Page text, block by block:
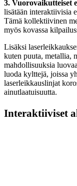
3. Vuorovaikutteiset
lisätään interaktiivisia
Tämä kollektiivinen
myös kovassa
Lisäksi
kuten puuta, metallia,
mahdollisuuksia
luoda kylttejä, joissa
laserleikkauslinjat
ainutlaatuisuutta.
Interaktiiviset